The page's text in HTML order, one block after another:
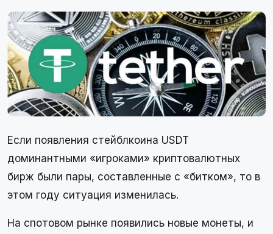
Если появления стейблкоина USDT
доминантными «игроками» криптовалютных
бирж были пары, составленные с «битком», то в
этом году ситуация изменилась.
На спотовом рынке появились новые монеты, и